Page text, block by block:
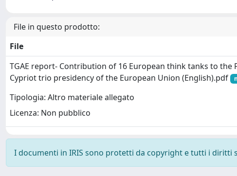
File in questo prodotto:
File
TGAE report- Contribution of 16 European think tanks to the
Cypriot trio presidency of the European Union (English).pdf
Tipologia: Altro materiale allegato
Licenza: Non pubblico
I documenti in IRIS sono protetti da copyright e tutti i diritti